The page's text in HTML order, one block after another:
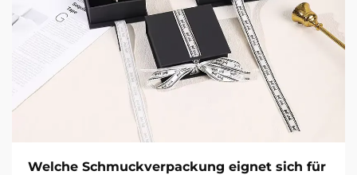
Welche Schmuckverpackung eignet sich für